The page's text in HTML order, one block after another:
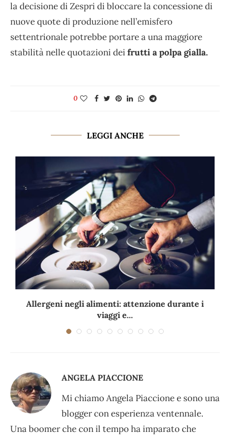
la decisione di Zespri di bloccare la concessione di
nuove quote di produzione nell’emisfero
settentrionale potrebbe portare a una maggiore
stabilità nelle quotazioni deifrutti a polpa gialla.
0
LEGGI ANCHE
Allergeni negli alimenti: attenzione durante i
viaggi e...
ANGELA PIACCIONE
Mi chiamo Angela Piaccione e sono una
blogger con esperienza ventennale.
Una boomer che con il tempo ha imparato che